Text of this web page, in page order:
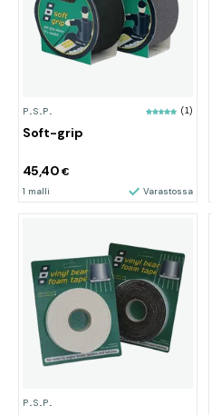
P.S.P. (1)
Soft-grip
45,40 €
1 malli Varastossa
P.S.P.